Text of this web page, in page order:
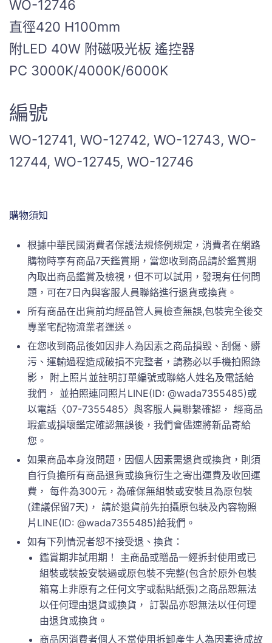
WO-12746
直徑420 H100mm
附LED 40W 附磁吸光板 遙控器
PC 3000K/4000K/6000K
編號
WO-12741, WO-12742, WO-12743, WO-
12744, WO-12745, WO-12746
購物須知
根據中華民國消費者保護法規條例規定，消費者在網路
購物時享有商品7天鑑賞期，當您收到商品請於鑑賞期
內取出商品鑑賞及檢視，但不可以試用，發現有任何問
題，可在7日內與客服人員聯絡進行退貨或換貨。
所有商品在出貨前均經品管人員檢查無誤,包裝完全後交
專業宅配物流業者運送。
在您收到商品後如因非人為因素之商品損毀、刮傷、髒
污、運輸過程造成破損不完整者，請務必以手機拍照錄
影， 附上照片並註明訂單編號或聯絡人姓名及電話給
我們， 並拍照連同照片LINE(ID: @wada7355485)或
以電話〈07-7355485〉與客服人員聯繫確認， 經商品
瑕疵或損壞鑑定確認無誤後，我們會儘速將新品寄給
您。
如果商品本身沒問題，因個人因素需退貨或換貨，則須
自行負擔所有商品退貨或換貨衍生之寄出運費及收回運
費， 每件為300元，為確保無組裝或安裝且為原包裝
(建議保留7天)， 請於退貨前先拍攝原包裝及內容物照
片LINE(ID: @wada7355485)給我們。
如有下列情況者恕不接受退、換貨：
鑑賞期非試用期！ 主商品或贈品一經拆封使用或已
組裝或裝設安裝過或原包裝不完整(包含於原外包裝
箱寫上非原有之任何文字或黏貼紙張)之商品恕無法
以任何理由退貨或換貨， 訂製品亦恕無法以任何理
由退貨或換貨。
商品因消費者個人不當使用拆卸產生人為因素造成故